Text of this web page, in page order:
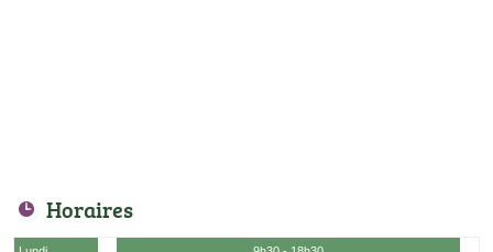
Horaires